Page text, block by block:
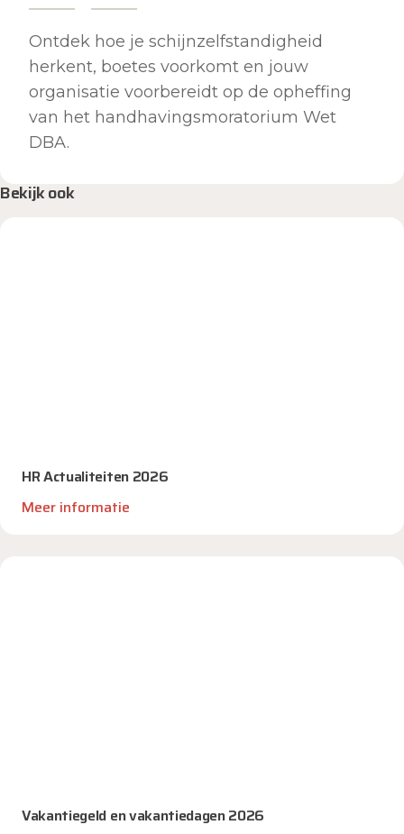
Ontdek hoe je schijnzelfstandigheid
herkent, boetes voorkomt en jouw
organisatie voorbereidt op de opheffing
van het handhavingsmoratorium Wet
DBA.
Bekijk ook
HR Actualiteiten 2026
Meer informatie
Vakantiegeld en vakantiedagen 2026